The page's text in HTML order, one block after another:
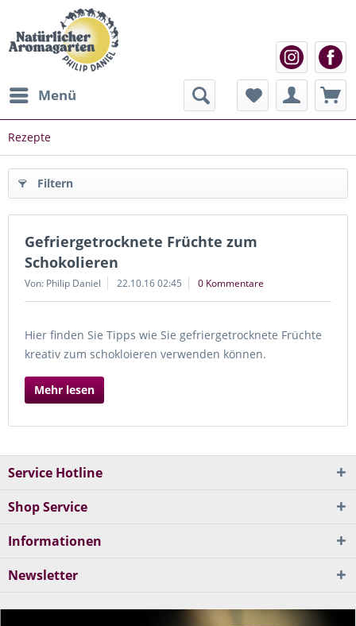
Menü
Rezepte
Filtern
Gefriergetrocknete Früchte zum
Schokolieren
Von: Philip Daniel 22.10.16 02:45 0 Kommentare
Hier finden Sie Tipps wie Sie gefriergetrocknete Früchte
kreativ zum schokloieren verwenden können.
Mehr lesen
Service Hotline
Shop Service
Informationen
Newsletter